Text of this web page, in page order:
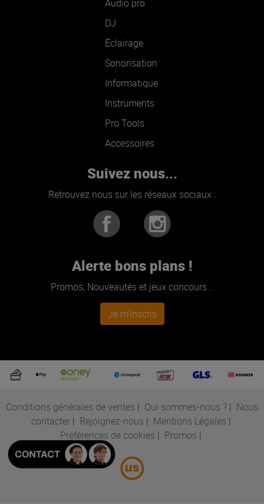
Audio pro
DJ
Éclairage
Sonorisation
Informatique
Instruments
Pro Tools
Accessoires
Suivez nous...
Retrouvez nous sur les réseaux sociaux :
Alerte bons plans !
Promos, Nouveautés et jeux concours...
Je m'inscris
Conditions générales de ventes | Qui sommes-nous ? | Nous
contacter| Rejoignez-nous | Mentions Légales |
Préférences de cookies | Promos |